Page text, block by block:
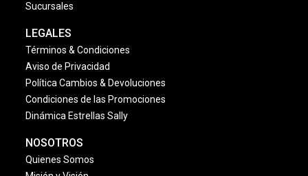
Sucursales
LEGALES
Términos & Condiciones
Aviso de Privacidad
Política Cambios & Devoluciones
Condiciones de las Promociones
Dinámica Estrellas Sally
NOSOTROS
Quienes Somos